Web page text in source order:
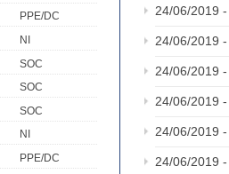
PPE/DC
NI
SOC
SOC
SOC
NI
PPE/DC
24/06/2019 -
24/06/2019 -
24/06/2019 -
24/06/2019 -
24/06/2019 -
24/06/2019 -